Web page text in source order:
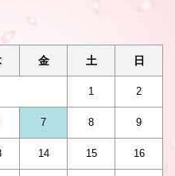
金 土 日
1 2
7 8 9
14 15 16